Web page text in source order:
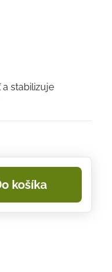
stabilizuje
Do košíka